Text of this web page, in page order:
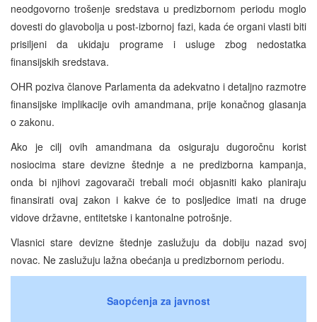
neodgovorno trošenje sredstava u predizbornom periodu moglo
dovesti do glavobolja u post-izbornoj fazi, kada će organi vlasti biti
prisiljeni da ukidaju programe i usluge zbog nedostatka
finansijskih sredstava.
OHR poziva članove Parlamenta da adekvatno i detaljno razmotre
finansijske implikacije ovih amandmana, prije konačnog glasanja
o zakonu.
Ako je cilj ovih amandmana da osiguraju dugoročnu korist
nosiocima stare devizne štednje a ne predizborna kampanja,
onda bi njihovi zagovarači trebali moći objasniti kako planiraju
finansirati ovaj zakon i kakve će to posljedice imati na druge
vidove državne, entitetske i kantonalne potrošnje.
Vlasnici stare devizne štednje zaslužuju da dobiju nazad svoj
novac. Ne zaslužuju lažna obećanja u predizbornom periodu.
Saopćenja za javnost